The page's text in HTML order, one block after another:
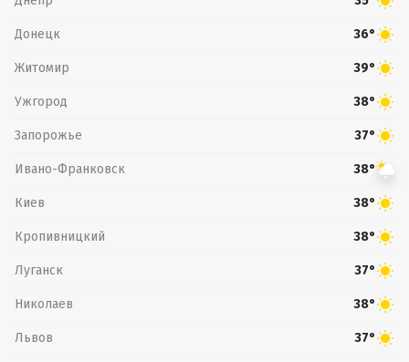
Донецк 36°
Житомир 39°
Ужгород 38°
Запорожье 37°
Ивано-Франковск 38°
Киев 38°
Кропивницкий 38°
Луганск 37°
Николаев 38°
Львов 37°